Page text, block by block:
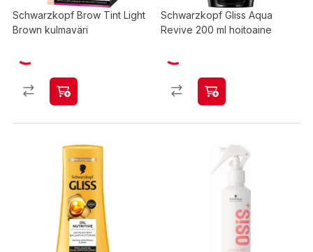
Schwarzkopf Brow Tint Light
Brown kulmaväri
Schwarzkopf Gliss Aqua
Revive 200 ml hoitoaine